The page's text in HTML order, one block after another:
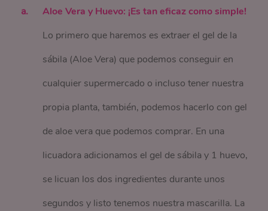
Aloe Vera y Huevo: ¡Es tan eficaz como simple!
Lo primero que haremos es extraer el gel de la
sábila (Aloe Vera) que podemos conseguir en
cualquier supermercado o incluso tener nuestra
propia planta, también, podemos hacerlo con gel
de aloe vera que podemos comprar. En una
licuadora adicionamos el gel de sábila y 1 huevo,
se licuan los dos ingredientes durante unos
segundos y listo tenemos nuestra mascarilla. La